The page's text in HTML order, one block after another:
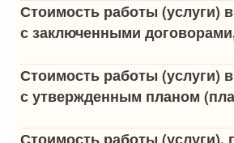
Стоимость работы (услуги)
с заключенными
Стоимость работы (услуги)
с утвержденным планом